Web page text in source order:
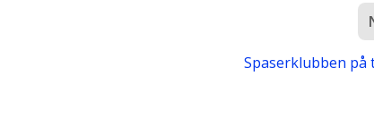
Spaserklubben på